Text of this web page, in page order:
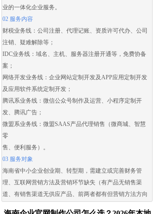
业的一体化企业服务。
02 服务内容
财税业务线： 公司注册、 代理记账、 资质许可代办、 公司
注销、 疑难解除等；
IDC业务线：域名、主机、服务器注册开通等，免费协备
案；
网络开发业务线： 企业网站定制开发及APP应用定制开发
及应用软件系统定制开发 ；
腾讯系业务线：微信公众号制作及运营、 小程序定制开
发、腾讯广告；
微盟系业务线： 微盟SAAS产品代理销售（微商城、智慧
零
售、便利服务）。
03 服务对象
海南省中小企业创业期、转型期，需建立或完善财务管
理、互联网营销方法及营销环节缺失（有产品无销售渠
道、有销售渠道无供应产品、前两者都有但营销方法方向